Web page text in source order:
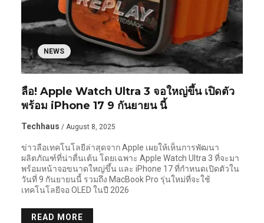
NEWS
ลือ! Apple Watch Ultra 3 จอใหญ่ขึ้น เปิดตัว
พร้อม iPhone 17 9 กันยายน นี้
Techhaus / August 8, 2025
ข่าวลือเทคโนโลยีล่าสุดจาก Apple เผยให้เห็นการพัฒนา
ผลิตภัณฑ์ที่น่าตื่นเต้น โดยเฉพาะ Apple Watch Ultra 3 ที่จะมา
พร้อมหน้าจอขนาดใหญ่ขึ้น และ iPhone 17 ที่กำหนดเปิดตัวใน
วันที่ 9 กันยายนนี้ รวมถึง MacBook Pro รุ่นใหม่ที่จะใช้
เทคโนโลยีจอ OLED ในปี 2026
READ MORE